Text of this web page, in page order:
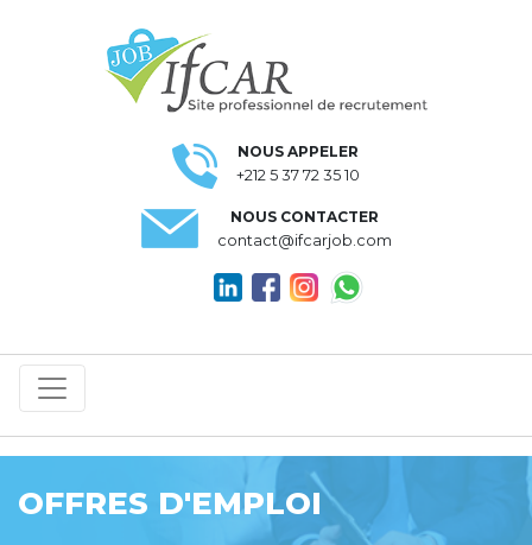
NOUS APPELER
+212 5 37 72 35 10
NOUS CONTACTER
contact@ifcarjob.com
OFFRES D'EMPLOI